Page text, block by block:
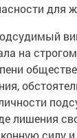
для
на
лишения
силу